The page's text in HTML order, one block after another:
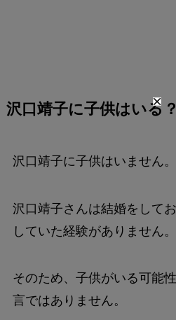
沢口靖子に子供はいる？
沢口靖子に子供はいません。
沢口靖子さんは結婚をして
していた経験がありません。
そのため、子供がいる可能
言ではありません。